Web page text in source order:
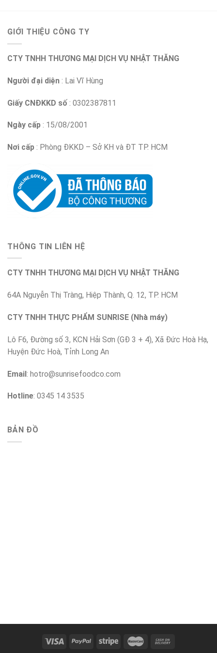
GIỚI THIỆU CÔNG TY
CTY TNHH THƯƠNG MẠI DỊCH VỤ NHẬT THĂNG
Người đại diện : Lai Vĩ Hùng
Giấy CNĐKKD số : 0302387811
Ngày cấp : 15/08/2001
Nơi cấp : Phòng ĐKKD – Sở KH và ĐT TP. HCM
THÔNG TIN LIÊN HỆ
CTY TNHH THƯƠNG MẠI DỊCH VỤ NHẬT THĂNG
64A Nguyễn Thị Tràng, Hiệp Thành, Q. 12, TP. HCM
CTY TNHH THỰC PHẨM SUNRISE (Nhà máy)
Lô F6, Đường số 3, KCN Hải Sơn (GĐ 3 + 4), Xã Đức Hoà Hạ,
Huyện Đức Hoà, Tỉnh Long An
Email: hotro@sunrisefoodco.com
Hotline: 0345 14 3535
BẢN ĐỒ